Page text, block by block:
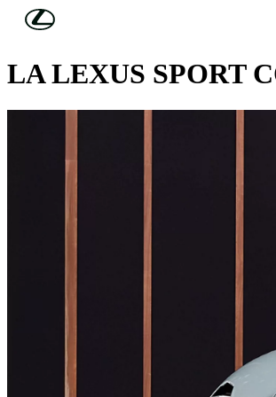
Skip to Main Content
PEBBLE BEACH, CALIFORNIA
LA LEXUS SPORT